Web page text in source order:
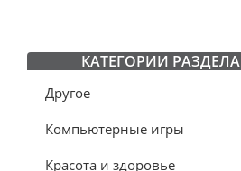
КАТЕГОРИИ РАЗДЕЛА
Другое
Компьютерные игры
Красота и здоровье